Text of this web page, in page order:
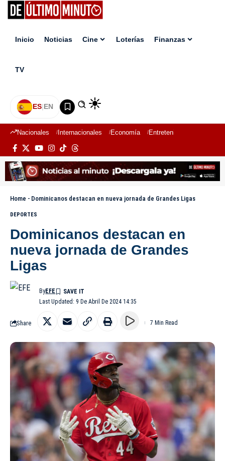
Inicio Noticias Cine Loterías Finanzas
TV
ES|EN
Nacionales Internacionales Economía Entretenimiento
Home - Dominicanos destacan en nueva jornada de Grandes Ligas
DEPORTES
Dominicanos destacan en
nueva jornada de Grandes
Ligas
Last Updated: 9 De Abril De 2024 14:35
ByEFE
Share 7 Min Read